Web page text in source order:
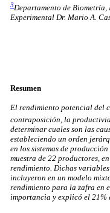
3Departamento de
Experimental Dr. Mario A.
Resumen
El rendimiento potencial del
contraposición, la
determinar cuales son las
estableciendo un orden
en los sistemas de
muestra de 22 productores,
rendimiento. Dichas
incluyeron en un modelo
rendimiento para la zafra en
importancia y explicó el